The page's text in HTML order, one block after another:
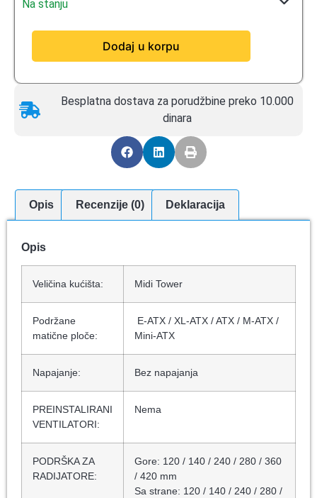
Na stanju
Dodaj u korpu
Besplatna dostava za porudžbine preko 10.000
dinara
Opis Recenzije (0) Deklaracija
Opis
Veličina kućišta: Midi Tower
Podržane
matične ploče:
E-ATX / XL-ATX / ATX / M-ATX /
Mini-ATX
Napajanje: Bez napajanja
PREINSTALIRANI
VENTILATORI:
Nema
PODRŠKA ZA
RADIJATORE:
Gore: 120 / 140 / 240 / 280 / 360
/ 420 mm
Sa strane: 120 / 140 / 240 / 280 /